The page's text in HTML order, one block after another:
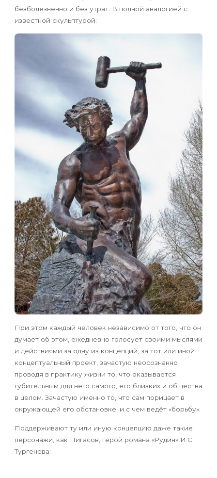
безболезненно и без утрат. В полной аналогией с
известной скульптурой:
При этом каждый человек независимо от того, что он
думает об этом, ежедневно голосует своими мыслями
и действиями за одну из концепций, за тот или иной
концептуальный проект, зачастую неосознанно
проводя в практику жизни то, что оказывается
губительным для него самого, его близких и общества
в целом. Зачастую именно то, что сам порицает в
окружающей его обстановке, и с чем ведёт «борьбу».
Поддерживают ту или иную концепцию даже такие
персонажи, как Пигасов, герой романа «Рудин» И.С.
Тургенева: